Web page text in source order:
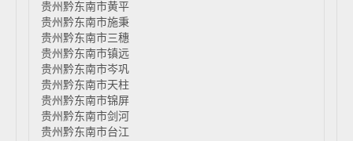
贵州黔东南市黄平
贵州黔东南市施秉
贵州黔东南市三穗
贵州黔东南市镇远
贵州黔东南市岑巩
贵州黔东南市天柱
贵州黔东南市锦屏
贵州黔东南市剑河
贵州黔东南市台江